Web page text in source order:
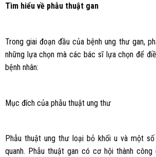
Tìm hiểu về phẫu thuật gan
Trong giai đoạn đầu của bệnh ung thư gan,
những lựa chọn mà các bác sĩ lựa chọn để
bệnh nhân:
Mục đích của phẫu thuật ung thư
Phẫu thuật ung thư loại bỏ khối u và một
quanh. Phẫu thuật gan có cơ hội thành